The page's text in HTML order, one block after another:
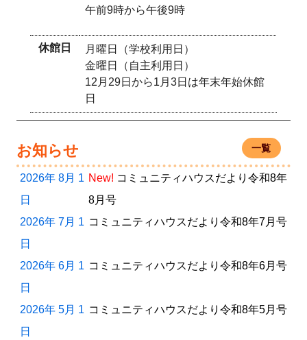
午前9時から午後9時
休館日
月曜日（学校利用日）
金曜日（自主利用日）
12月29日から1月3日は年末年始休館
日
お知らせ
2026年 8月 1
日
New! コミュニティハウスだより令和8年
8月号
2026年 7月 1
日
コミュニティハウスだより令和8年7月号
2026年 6月 1
日
コミュニティハウスだより令和8年6月号
2026年 5月 1
日
コミュニティハウスだより令和8年5月号
一覧